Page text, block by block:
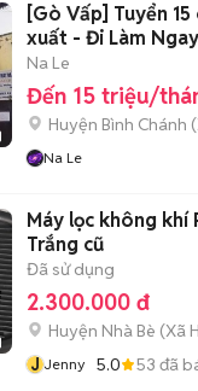
[Gò Vấp] Tuyển
xuất - Đi Làm Ngay
Na Le
Đến 15 triệu/
Huyện Bình Chánh (
Na Le
Máy lọc không khí
Trắng cũ
Đã sử dụng
2.300.000 đ
Huyện Nhà Bè (Xã
J Jenny 5.0 53 đã